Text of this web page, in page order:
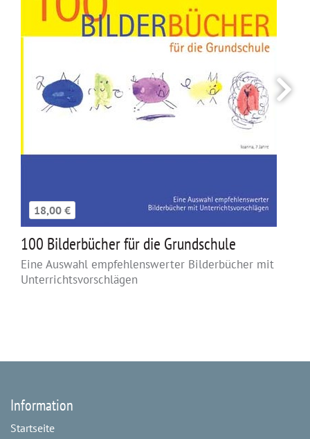
18,00 €
100 Bilderbücher für die Grundschule
Eine Auswahl empfehlenswerter Bilderbücher mit
Unterrichtsvorschlägen
Information
Startseite